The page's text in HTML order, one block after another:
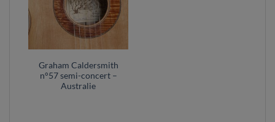
Graham Caldersmith
n°57 semi-concert –
Australie